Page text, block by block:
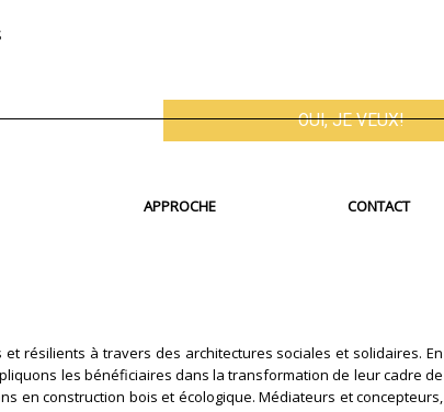
APPROCHE CONTACT
résilients à travers des architectures sociales et solidaires. En
les bénéficiaires dans la transformation de leur cadre de
en construction bois et écologique. Médiateurs et concepteurs,